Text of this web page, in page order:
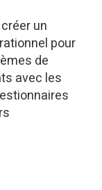
un
pour
de
avec les